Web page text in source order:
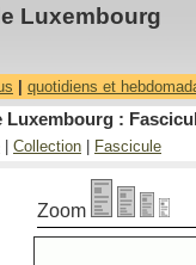
Luxembourg
quotidiens et
:
Collection Fascicule
Zoom